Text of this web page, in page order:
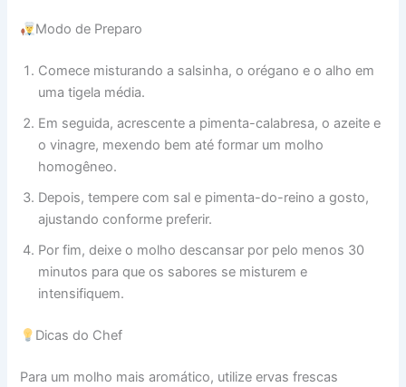
Modo de Preparo
Comece misturando a salsinha, o orégano e o alho em
uma tigela média.
Em seguida, acrescente a pimenta-calabresa, o azeite e
o vinagre, mexendo bem até formar um molho
homogêneo.
Depois, tempere com sal e pimenta-do-reino a gosto,
ajustando conforme preferir.
Por fim, deixe o molho descansar por pelo menos 30
minutos para que os sabores se misturem e
intensifiquem.
Dicas do Chef
Para um molho mais aromático, utilize ervas frescas